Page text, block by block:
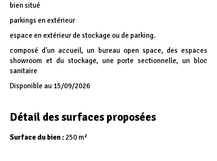
bien situé
parkings en extérieur
espace en extérieur de stockage ou de parking.
composé d'un accueil, un bureau open space, des espaces
showroom et du stockage, une porte sectionnelle, un bloc
sanitaire
Disponible au 15/09/2026
Détail des surfaces proposées
Surface du bien : 250 m²